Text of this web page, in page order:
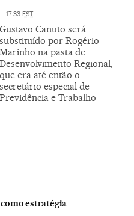
17:33 EST
Gustavo Canuto será
substituído por Rogério
Marinho na pasta de
Desenvolvimento Regional,
que era até então o
secretário especial de
Previdência e Trabalho
estratégia